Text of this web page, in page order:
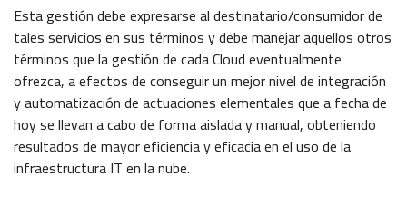
Esta gestión debe expresarse al destinatario/consumidor de
tales servicios en sus términos y debe manejar aquellos otros
términos que la gestión de cada Cloud eventualmente
ofrezca, a efectos de conseguir un mejor nivel de integración
y automatización de actuaciones elementales que a fecha de
hoy se llevan a cabo de forma aislada y manual, obteniendo
resultados de mayor eficiencia y eficacia en el uso de la
infraestructura IT en la nube.